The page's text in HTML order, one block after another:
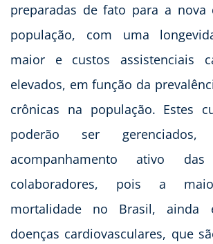
preparadas de fato para a nova
população, com uma
maior e custos assistenciais
elevados, em função da
crônicas na população. Estes
poderão ser
acompanhamento ativo
colaboradores, pois a
mortalidade no Brasil, ainda
doenças cardiovasculares, que